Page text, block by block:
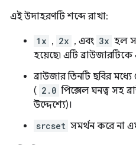
এই উদাহরণটি শব্দে রাখা:
1x , 2x , এবং 3x হল
হয়েছে৷ এটি
ব্রাউজার তিনটি ছবির মধ্যে
( 2.0 পিক্সেল ঘনত্ব সহ
উদ্দেশ্যে)।
srcset সমর্থন করে না